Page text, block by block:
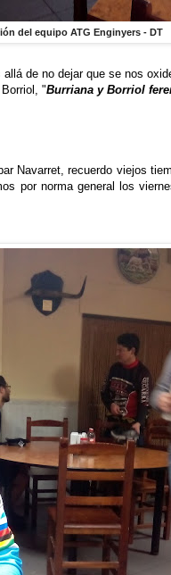
del equipo ATG Enginyers - DT
de no dejar que se nos
"Burriana y Borriol
Navarret, recuerdo viejos
por norma general los